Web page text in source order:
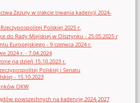
Zezuty w trakcie trwania kadencji 2024-
Polskiej 2025 r.
do Rady Miejskiej w Olsztynku - 25.05.2025 r
Europejskiego - 9 czerwca 2024 r.
2024 r. - 7.04.2024
na dzień 15.10.2023 r.
Polskiej i Senatu
- 15.10.2023
OKW
powszechnych na kadencję 2024-2027